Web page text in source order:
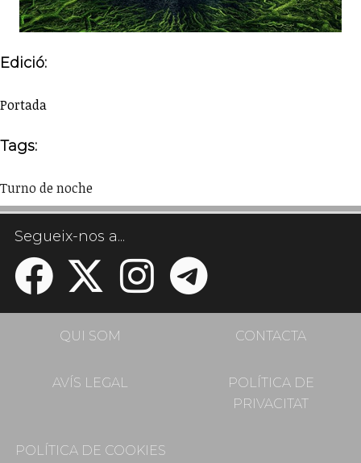
Edició:
Portada
Tags:
Turno de noche
Segueix-nos a...
QUI SOM CONTACTA
AVÍS LEGAL
POLÍTICA DE
PRIVACITAT
POLÍTICA DE COOKIES